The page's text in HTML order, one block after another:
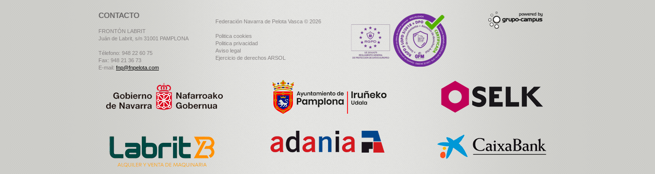
CONTACTO
FRONTÓN LABRIT
Juán de Labrit, s/n 31001 PAMPLONA
Télefono: 948 22 60 75
Fax: 948 21 36 73
E-mail: fnp@fnpelota.com
Federación Navarra de Pelota Vasca © 2026
Politica cookies
Politica privacidad
Aviso legal
Ejercicio de derechos ARSOL